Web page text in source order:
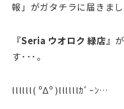
報」がガタチラに届きまし
『Seria ウオロク 緑店』 が
す･･･。
llllll( ºΔº )llllllｶﾞｰﾝ…